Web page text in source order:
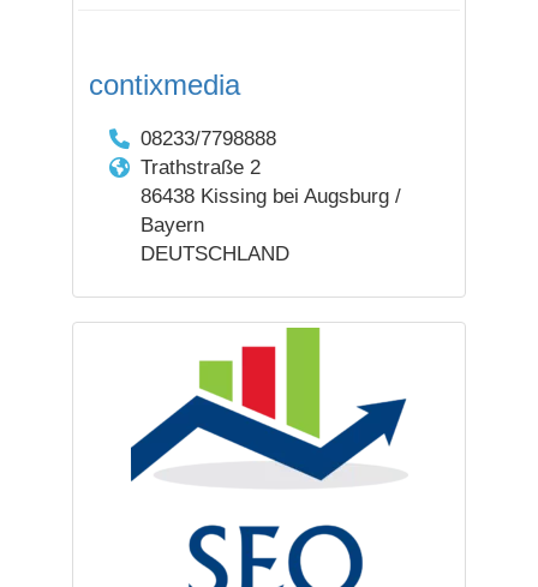
contixmedia
08233/7798888
Trathstraße 2
86438 Kissing bei Augsburg /
Bayern
DEUTSCHLAND